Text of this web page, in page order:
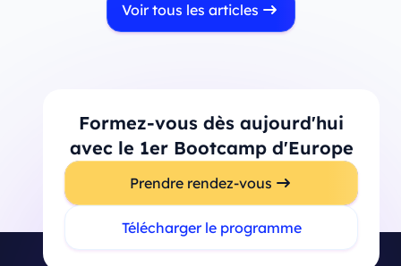
Voir tous les articles
Formez-vous dès aujourd'hui
avec le 1er Bootcamp d'Europe
Prendre rendez-vous
Télécharger le programme